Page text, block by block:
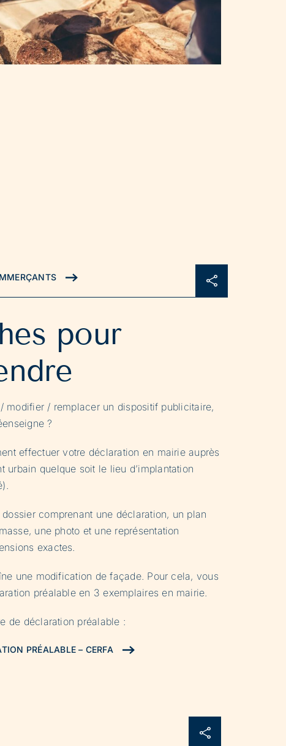
pour
modifier / remplacer un dispositif publicitaire,
?
effectuer votre déclaration en mairie auprès
urbain quelque soit le lieu d’implantation
comprenant une déclaration, un plan
une photo et une représentation
exactes.
une modification de façade. Pour cela, vous
préalable en 3 exemplaires en mairie.
de déclaration préalable :
PRÉALABLE – CERFA